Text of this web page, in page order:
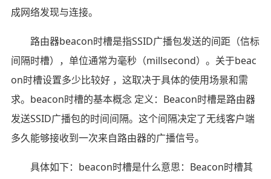
成网络发现与连接。
路由器beacon时槽是指SSID广播包发送的间距（信标
间隔时槽），单位通常为毫秒（millsecond）。关于beac
on时槽设置多少比较好 ，这取决于具体的使用场景和需
求。beacon时槽的基本概念 定义：Beacon时槽是路由器
发送SSID广播包的时间间隔。这个间隔决定了无线客户端
多久能够接收到一次来自路由器的广播信号。
具体如下：beacon时槽是什么意思：Beacon时槽其